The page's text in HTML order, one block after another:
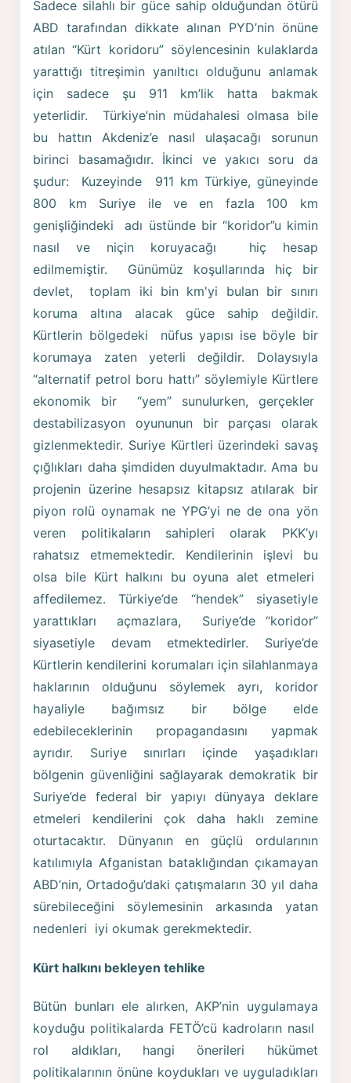
Sadece silahlı bir güce sahip olduğundan ötürü
ABD tarafından dikkate alınan PYD’nin önüne
atılan “Kürt koridoru” söylencesinin kulaklarda
yarattığı titreşimin yanıltıcı olduğunu anlamak
için sadece şu 911 km’lik hatta bakmak
yeterlidir. Türkiye’nin müdahalesi olmasa bile
bu hattın Akdeniz’e nasıl ulaşacağı sorunun
birinci basamağıdır. İkinci ve yakıcı soru da
şudur: Kuzeyinde 911 km Türkiye, güneyinde
800 km Suriye ile ve en fazla 100 km
genişliğindeki adı üstünde bir “koridor”u kimin
nasıl ve niçin koruyacağı hiç hesap
edilmemiştir. Günümüz koşullarında hiç bir
devlet, toplam iki bin km'yi bulan bir sınırı
koruma altına alacak güce sahip değildir.
Kürtlerin bölgedeki nüfus yapısı ise böyle bir
korumaya zaten yeterli değildir. Dolaysıyla
“alternatif petrol boru hattı” söylemiyle Kürtlere
ekonomik bir “yem” sunulurken, gerçekler
destabilizasyon oyununun bir parçası olarak
gizlenmektedir. Suriye Kürtleri üzerindeki savaş
çığlıkları daha şimdiden duyulmaktadır. Ama bu
projenin üzerine hesapsız kitapsız atılarak bir
piyon rolü oynamak ne YPG’yi ne de ona yön
veren politikaların sahipleri olarak PKK’yı
rahatsız etmemektedir. Kendilerinin işlevi bu
olsa bile Kürt halkını bu oyuna alet etmeleri
affedilemez. Türkiye’de “hendek” siyasetiyle
yarattıkları açmazlara, Suriye’de “koridor”
siyasetiyle devam etmektedirler. Suriye’de
Kürtlerin kendilerini korumaları için silahlanmaya
haklarının olduğunu söylemek ayrı, koridor
hayaliyle bağımsız bir bölge elde
edebileceklerinin propagandasını yapmak
ayrıdır. Suriye sınırları içinde yaşadıkları
bölgenin güvenliğini sağlayarak demokratik bir
Suriye’de federal bir yapıyı dünyaya deklare
etmeleri kendilerini çok daha haklı zemine
oturtacaktır. Dünyanın en güçlü ordularının
katılımıyla Afganistan bataklığından çıkamayan
ABD’nin, Ortadoğu’daki çatışmaların 30 yıl daha
sürebileceğini söylemesinin arkasında yatan
nedenleri iyi okumak gerekmektedir.
Kürt halkını bekleyen tehlike
Bütün bunları ele alırken, AKP’nin uygulamaya
koyduğu politikalarda FETÖ’cü kadroların nasıl
rol aldıkları, hangi önerileri hükümet
politikalarının önüne koydukları ve uyguladıkları